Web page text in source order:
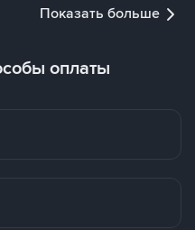
Показать больше
оплаты